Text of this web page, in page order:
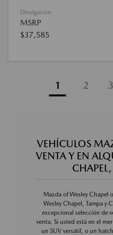
Divulgación
MSRP
$37,585
1 2 3
VEHÍCULOS
VENTA Y EN
Mazda of Wesley Chapel
Wesley Chapel, Tampa y
excepcional selección de
venta. Si usted está en el
un SUV versátil, o un